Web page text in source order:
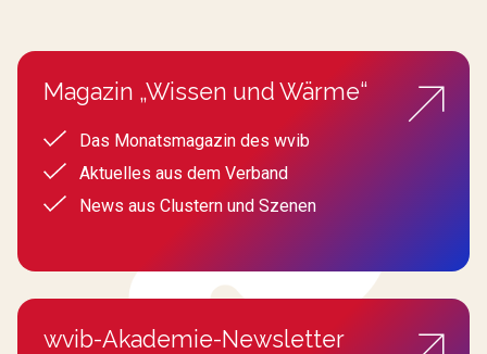
Magazin „Wissen und Wärme“
Das Monatsmagazin des wvib
Aktuelles aus dem Verband
News aus Clustern und Szenen
wvib-Akademie-Newsletter